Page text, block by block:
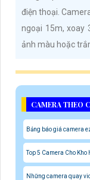
điện thoại.
ngoại 15m, xoay
ảnh màu hoặc
CAMERA THEO
Bảng báo giá camera
Top 5 Camera Cho Kho
Những camera quay